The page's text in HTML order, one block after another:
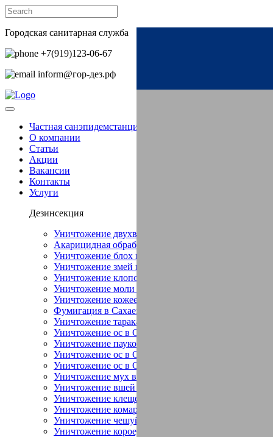
Городская санитарная служба
+7(919)123-06-67‬
inform@гор-дез.рф
Частная санэпидемстанция СЭС в Сахаево
О компании
Статьи
Акции
Вакансии
Контакты
Услуги
Дезинсекция
Уничтожение двухвостки в Сахаево
Акарицидная обработка в Сахаево
Уничтожение блох в Сахаево
Уничтожение змей в Сахаево
Уничтожение клопов в Сахаево
Уничтожение моли в Сахаево
Уничтожение кожееда в Сахаево
Фумигация в Сахаево
Уничтожение тараканов в Сахаево
Уничтожение ос в Сахаево
Уничтожение пауков в Сахаево
Уничтожение ос в Сахаево
Уничтожение ос в Сахаево
Уничтожение мух в Сахаево
Уничтожение вшей в Сахаево
Уничтожение клещей в Сахаево
Уничтожение комаров в Сахаево
Уничтожение чешуйниц в Сахаево
Уничтожение короеда в Сахаево